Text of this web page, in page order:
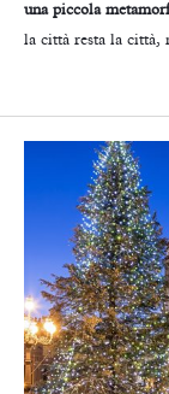
una piccola
la città resta la città,